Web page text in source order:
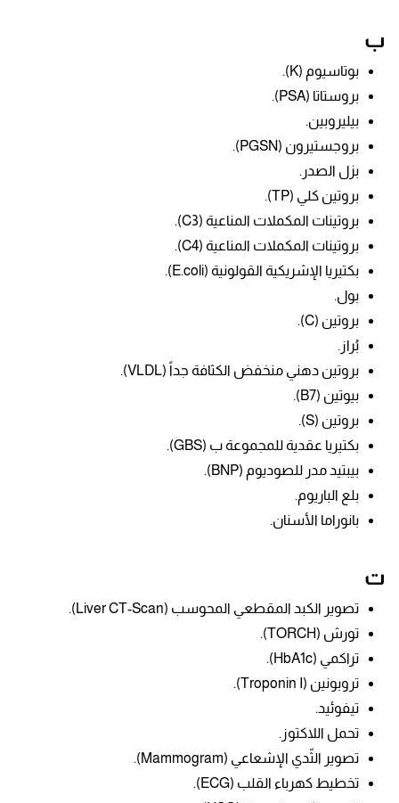
ب
بوتاسيوم (K).
بروستاتا (PSA).
بيليروبين.
بروجستيرون (PGSN).
بزل الصدر.
بروتين كلي (TP).
بروتينات المكملات المناعية (C3).
بروتينات المكملات المناعية (C4).
بكتيريا الإشريكية القولونية (E.coli).
بول.
بروتين (C).
بُراز.
بروتين دهني منخفض الكثافة جداً (VLDL).
بيوتين (B7).
بروتين (S).
بكتيريا عقدية للمجموعة ب (GBS).
بيبتيد مدر للصوديوم (BNP).
بلع الباريوم.
بانوراما الأسنان.
ت
تصوير الكبد المقطعي المحوسب (Liver CT-Scan).
تورش (TORCH).
تراكمي (HbA1c).
تروبونين ( Troponin I
).
تيفوئيد.
تحمل اللاكتوز.
تصوير الثّدي الإشعاعي (Mammogram).
تخطيط كهرباء القلب (ECG).